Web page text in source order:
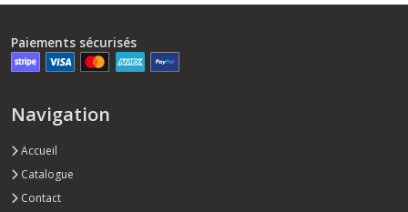
Paiements sécurisés
Navigation
Accueil
Catalogue
Contact